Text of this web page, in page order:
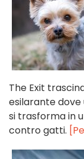
The Exit
esilarante
si trasforma in
contro gatti.